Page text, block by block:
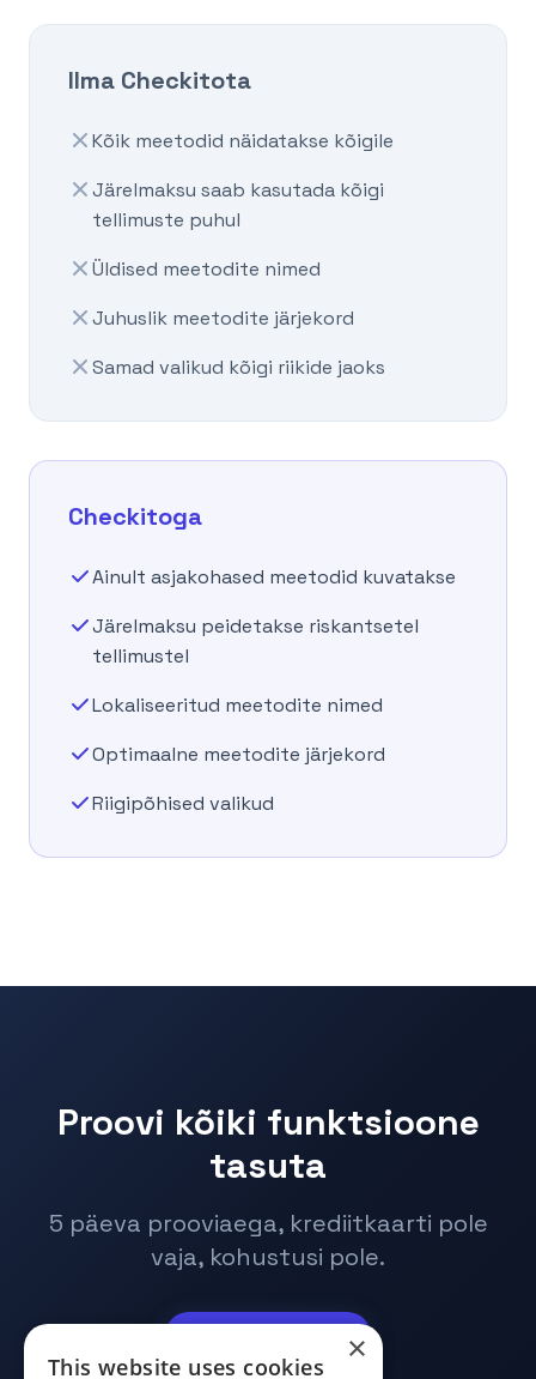
Ilma Checkitota
Kõik meetodid näidatakse kõigile
Järelmaksu saab kasutada kõigi
tellimuste puhul
Üldised meetodite nimed
Juhuslik meetodite järjekord
Samad valikud kõigi riikide jaoks
Checkitoga
Ainult asjakohased meetodid kuvatakse
Järelmaksu peidetakse riskantsetel
tellimustel
Lokaliseeritud meetodite nimed
Optimaalne meetodite järjekord
Riigipõhised valikud
Proovi kõiki funktsioone
tasuta
5 päeva prooviaega, krediitkaarti pole
vaja, kohustusi pole.
×
This website uses cookies